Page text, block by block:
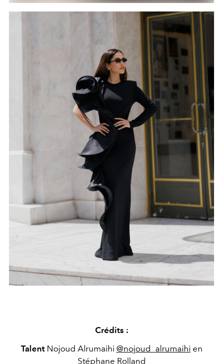
Crédits :
TalentNojoud Alrumaihi @nojoud_alrumaihi en
Stéphane Rolland